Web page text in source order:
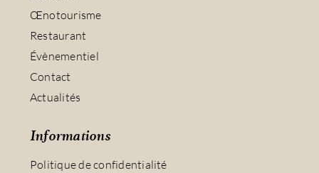
Œnotourisme
Restaurant
Évènementiel
Contact
Actualités
Informations
Politique de confidentialité